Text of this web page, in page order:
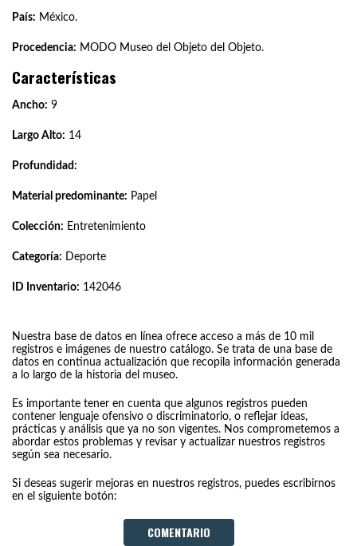
País: México.
Procedencia: MODO Museo del Objeto del Objeto.
Características
Ancho: 9
Largo Alto: 14
Profundidad:
Material predominante: Papel
Colección: Entretenimiento
Categoría: Deporte
ID Inventario: 142046
Nuestra base de datos en línea ofrece acceso a más de 10 mil
registros e imágenes de nuestro catálogo. Se trata de una base de
datos en continua actualización que recopila información generada
a lo largo de la historia del museo.
Es importante tener en cuenta que algunos registros pueden
contener lenguaje ofensivo o discriminatorio, o reflejar ideas,
prácticas y análisis que ya no son vigentes. Nos comprometemos a
abordar estos problemas y revisar y actualizar nuestros registros
según sea necesario.
Si deseas sugerir mejoras en nuestros registros, puedes escribirnos
en el siguiente botón:
COMENTARIO